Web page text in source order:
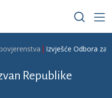
Izvješće Odbora za
Republike